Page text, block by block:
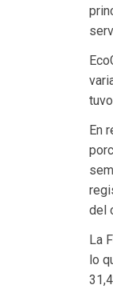
En
del
La
lo